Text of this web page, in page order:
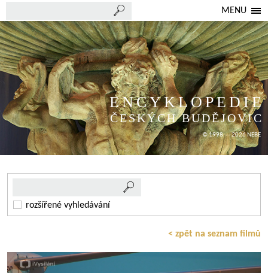
MENU
ENCYKLOPEDIE
ČESKÝCH BUDĚJOVIC
© 1998 — 2026 NEBE
rozšířené vyhledávání
< zpět na seznam filmů